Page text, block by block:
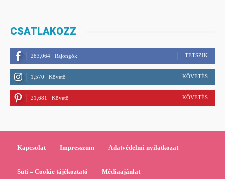
CSATLAKOZZ
283,064 Rajongók TETSZIK
1,570 Követő KÖVETÉS
21,681 Követő KÖVETÉS
Kapcsolat Impresszum Adatvédelmi nyilatkozat
Süti – Cookie tájékoztató Médiaajánlat